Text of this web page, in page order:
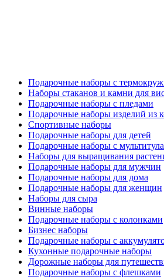
Подарочные наборы с
Наборы стаканов и камни для
Подарочные наборы с пледами
Подарочные наборы изделий из
Спортивные наборы
Подарочные наборы для детей
Подарочные наборы с
Наборы для выращивания
Подарочные наборы для мужчин
Подарочные наборы для дома
Подарочные наборы для женщин
Наборы для сыра
Винные наборы
Подарочные наборы с колонками
Бизнес наборы
Подарочные наборы с
Кухонные подарочные наборы
Дорожные наборы для
Подарочные наборы с флешками